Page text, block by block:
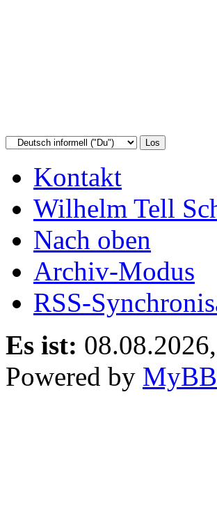
Kontakt
Wilhelm Tell
Nach oben
Archiv-Modus
RSS-
Es ist:
Powered by MyBB